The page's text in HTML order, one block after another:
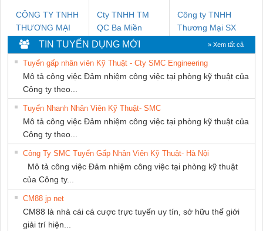
CÔNG TY TNHH
THƯƠNG MẠI
THIÊN ÂN VIỆT
NAM
Cty TNHH TM
QC Ba Miền
Công ty TNHH
Thương Mại SX
TIN TUYỂN DỤNG MỚI » Xem tất cả
Tuyển gấp nhân viên Kỹ Thuật - Cty SMC Engineering
Mô tả công việc Đảm nhiệm công việc tại phòng kỹ thuật của
Công ty theo...
Tuyển Nhanh Nhân Viên Kỹ Thuật- SMC
Mô tả công việc Đảm nhiệm công việc tại phòng kỹ thuật của
Công ty theo...
Công Ty SMC Tuyển Gấp Nhân Viên Kỹ Thuật- Hà Nội
Mô tả công việc Đảm nhiệm công việc tại phòng kỹ thuật
của Công ty...
CM88 jp net
CM88 là nhà cái cá cược trực tuyến uy tín, sở hữu thế giới
giải trí hiện...